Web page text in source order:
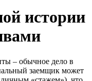
истории
– обычное дело в
заемщик может